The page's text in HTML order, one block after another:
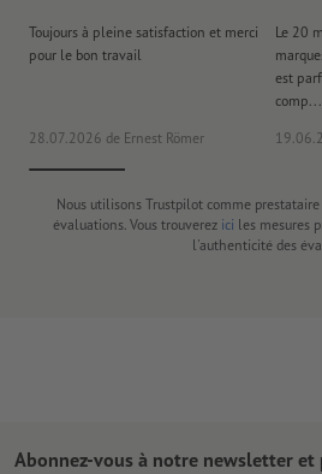
Toujours à pleine satisfaction et merci
pour le bon travail
28.07.2026 de Ernest Römer
Le 20
est
comp...
Nous utilisons Trustpilot comme
évaluations. Vous trouverez ici les mesures
l'authenticité des
Abonnez-vous à notre newsletter